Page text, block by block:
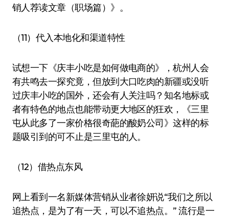
销人荐读文章（职场篇）》。
（11）代入本地化和渠道特性
试想一下《庆丰小吃是如何做电商的》，杭州人会
有共鸣去一探究竟，但放到大口吃肉的新疆或没听
过庆丰小吃的国外，还会有人关注吗？知名地标或
者有特色的地点也能带动更大地区的狂欢，《三里
屯从此多了一家价格很奇葩的酸奶公司》这样的标
题吸引到的可不止是三里屯的人。
（12）借热点东风
网上看到一名新媒体营销从业者徐妍说“我们之所以
追热点，是为了有一天，可以不追热点。” 流行是一